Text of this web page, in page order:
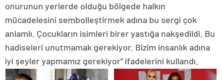
onurunun yerlerde olduğu bölgede halkın
mücadelesini sembolleştirmek adına bu sergi çok
anlamlı. Çocukların isimleri birer yastığa nakşedildi. Bu
hadiseleri unutmamak gerekiyor. Bizim insanlık adına
iyi şeyler yapmamız gerekiyor” ifadelerini kullandı.